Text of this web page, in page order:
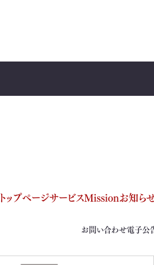
トップページサービスMissionお知ら
お問い合わせ電子公